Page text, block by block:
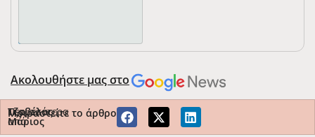
Ακολουθήστε μας στο
Περισσότερα
από
Τζαβέλας
Μάριος
Μοιραστείτε το άρθρο